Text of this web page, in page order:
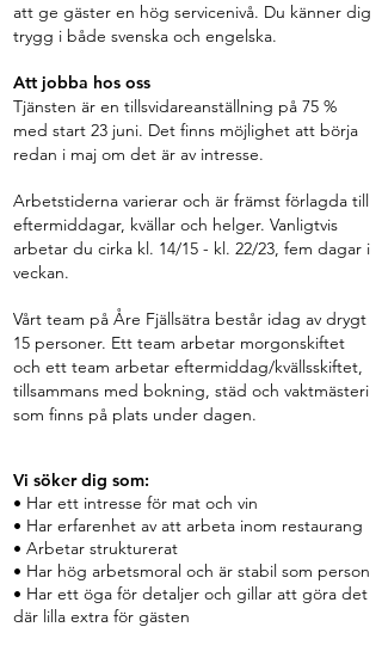
att ge gäster en hög servicenivå. Du känner dig
trygg i både svenska och engelska.
Att jobba hos oss
Tjänsten är en tillsvidareanställning på 75 %
med start 23 juni. Det finns möjlighet att börja
redan i maj om det är av intresse.
Arbetstiderna varierar och är främst förlagda till
eftermiddagar, kvällar och helger. Vanligtvis
arbetar du cirka kl. 14/15 - kl. 22/23, fem dagar i
veckan.
Vårt team på Åre Fjällsätra består idag av drygt
15 personer. Ett team arbetar morgonskiftet
och ett team arbetar eftermiddag/kvällsskiftet,
tillsammans med bokning, städ och vaktmästeri
som finns på plats under dagen.
Vi söker dig som:
• Har ett intresse för mat och vin
• Har erfarenhet av att arbeta inom restaurang
• Arbetar strukturerat
• Har hög arbetsmoral och är stabil som person
• Har ett öga för detaljer och gillar att göra det
där lilla extra för gästen